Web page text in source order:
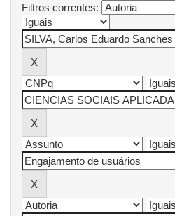
Filtros correntes: